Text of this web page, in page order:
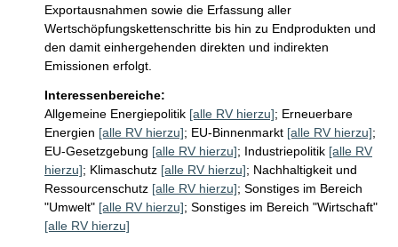
Exportausnahmen sowie die Erfassung aller
Wertschöpfungskettenschritte bis hin zu Endprodukten und
den damit einhergehenden direkten und indirekten
Emissionen erfolgt.
Interessenbereiche:
Allgemeine Energiepolitik [alle RV hierzu]; Erneuerbare
Energien [alle RV hierzu]; EU-Binnenmarkt [alle RV hierzu];
EU-Gesetzgebung [alle RV hierzu]; Industriepolitik [alle RV
hierzu]; Klimaschutz [alle RV hierzu]; Nachhaltigkeit und
Ressourcenschutz [alle RV hierzu]; Sonstiges im Bereich
"Umwelt" [alle RV hierzu]; Sonstiges im Bereich "Wirtschaft"
[alle RV hierzu]